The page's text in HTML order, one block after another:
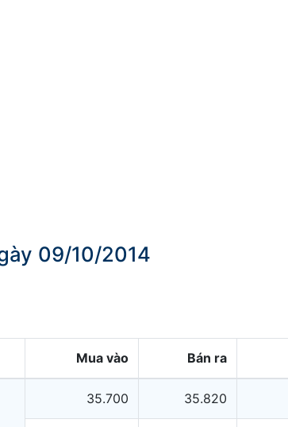
09/10/2014
Mua vào Bán ra
35.700 35.820